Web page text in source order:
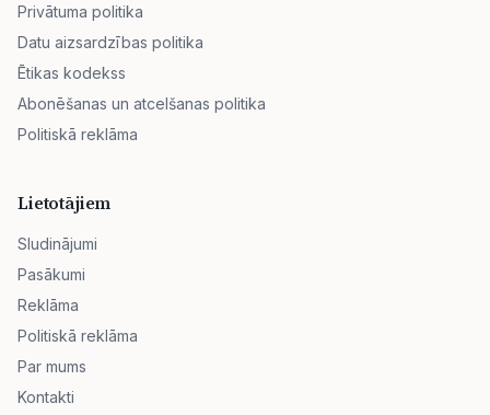
Privātuma politika
Datu aizsardzības politika
Ētikas kodekss
Abonēšanas un atcelšanas politika
Politiskā reklāma
Lietotājiem
Sludinājumi
Pasākumi
Reklāma
Politiskā reklāma
Par mums
Kontakti